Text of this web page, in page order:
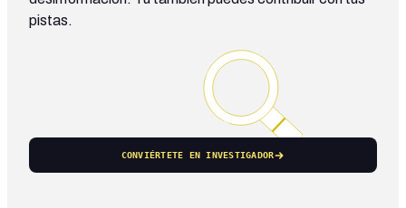
pistas.
CONVIÉRTETE EN INVESTIGADOR